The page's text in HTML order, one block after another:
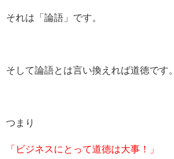
それは「論語」です。
そして論語とは言い換えれば道徳です。
つまり
「ビジネスにとって道徳は大事！」